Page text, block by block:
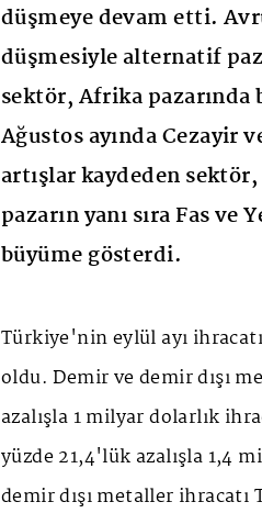
düşmeye devam etti.
düşmesiyle alternatif
sektör, Afrika pazarında
Ağustos ayında Cezayir
artışlar kaydeden
pazarın yanı sıra Fas ve
büyüme gösterdi.
Türkiye'nin eylül ayı
oldu. Demir ve demir dışı
azalışla 1 milyar dolarlık
yüzde 21,4'lük azalışla 1,4
demir dışı metaller